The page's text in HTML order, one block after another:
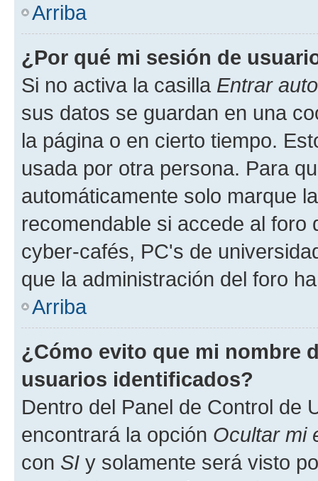
Arriba
¿Por qué mi sesión de
Si no activa la casilla Entrar
sus datos se guardan en una
la página o en cierto tiempo.
usada por otra persona. Para
automáticamente solo marque
recomendable si accede al foro
cyber-cafés, PC's de
que la administración del foro
Arriba
¿Cómo evito que mi nombre
usuarios identificados?
Dentro del Panel de Control de
encontrará la opción Ocultar mi
con SI y solamente será visto